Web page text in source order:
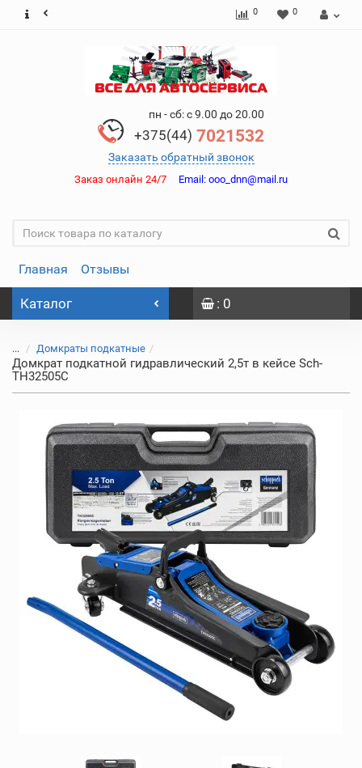
0 0
пн - сб: с 9.00 до 20.00
+375(44) 7021532
Заказать обратный звонок
Заказ онлайн 24/7 Email: ooo_dnn@mail.ru
Главная Отзывы
Каталог : 0
... Домкраты подкатные
Домкрат подкатной гидравлический 2,5т в кейсе Sch-
TH32505C